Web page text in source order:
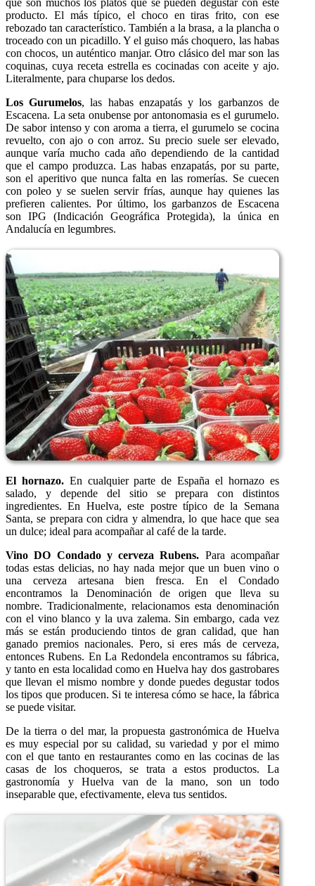
que son muchos los platos que se pueden degustar con este
producto. El más típico, el choco en tiras frito, con ese
rebozado tan característico. También a la brasa, a la plancha o
troceado con un picadillo. Y el guiso más choquero, las habas
con chocos, un auténtico manjar. Otro clásico del mar son las
coquinas, cuya receta estrella es cocinadas con aceite y ajo.
Literalmente, para chuparse los dedos.
Los Gurumelos, las habas enzapatás y los garbanzos de
Escacena. La seta onubense por antonomasia es el gurumelo.
De sabor intenso y con aroma a tierra, el gurumelo se cocina
revuelto, con ajo o con arroz. Su precio suele ser elevado,
aunque varía mucho cada año dependiendo de la cantidad
que el campo produzca. Las habas enzapatás, por su parte,
son el aperitivo que nunca falta en las romerías. Se cuecen
con poleo y se suelen servir frías, aunque hay quienes las
prefieren calientes. Por último, los garbanzos de Escacena
son IPG (Indicación Geográfica Protegida), la única en
Andalucía en legumbres.
El hornazo.En cualquier parte de España el hornazo es
salado, y depende del sitio se prepara con distintos
ingredientes. En Huelva, este postre típico de la Semana
Santa, se prepara con cidra y almendra, lo que hace que sea
un dulce; ideal para acompañar al café de la tarde.
Vino DO Condado y cerveza Rubens. Para acompañar
todas estas delicias, no hay nada mejor que un buen vino o
una cerveza artesana bien fresca. En el Condado
encontramos la Denominación de origen que lleva su
nombre. Tradicionalmente, relacionamos esta denominación
con el vino blanco y la uva zalema. Sin embargo, cada vez
más se están produciendo tintos de gran calidad, que han
ganado premios nacionales. Pero, si eres más de cerveza,
entonces Rubens. En La Redondela encontramos su fábrica,
y tanto en esta localidad como en Huelva hay dos gastrobares
que llevan el mismo nombre y donde puedes degustar todos
los tipos que producen. Si te interesa cómo se hace, la fábrica
se puede visitar.
De la tierra o del mar, la propuesta gastronómica de Huelva
es muy especial por su calidad, su variedad y por el mimo
con el que tanto en restaurantes como en las cocinas de las
casas de los choqueros, se trata a estos productos. La
gastronomía y Huelva van de la mano, son un todo
inseparable que, efectivamente, eleva tus sentidos.